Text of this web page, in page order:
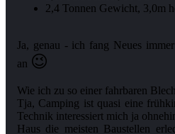
2,4 Tonnen Gewicht, 3,0m
Ja, genau - ich fang Neues
an 😉
Wie ich zu so einer fahrbaren
Tja, Camping ist quasi eine
Technik interessiert mich ja
Haus die meisten Baustellen